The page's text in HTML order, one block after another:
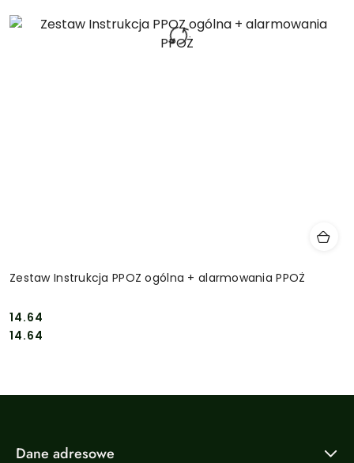
Zestaw Instrukcja PPOZ ogólna + alarmowania PPOŻ
Cena:
14.64
Cena:
14.64
Dane adresowe